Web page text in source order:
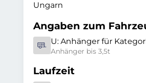
Ungarn
Angaben zum
U: Anhänger für
Anhänger bis 3,5t
Laufzeit